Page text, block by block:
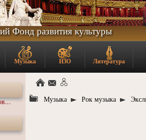
Фонд развития культуры
Музыка ИЗО Литература
Музыка Рок музыка